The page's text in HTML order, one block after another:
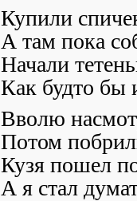
Купили
А там пока
Начали
Как будто бы
Вволю
Потом
Кузя пошел
А я стал